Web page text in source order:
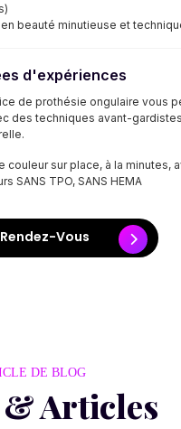
beauté minutieuse et
d'expériences
de prothésie ongulaire vous
des techniques avant-
couleur sur place, à la minutes,
SANS TPO, SANS HEMA
Vous
DE BLOG
& Articles